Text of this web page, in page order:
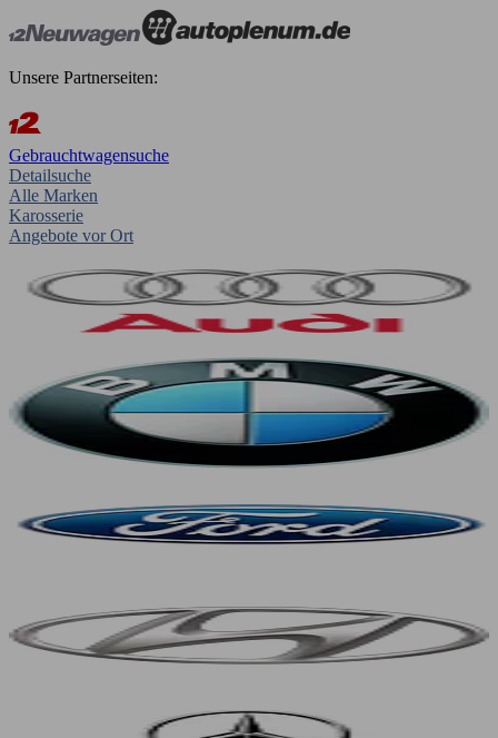
Unsere Partnerseiten:
Gebrauchtwagensuche
Detailsuche
Alle Marken
Karosserie
Angebote vor Ort